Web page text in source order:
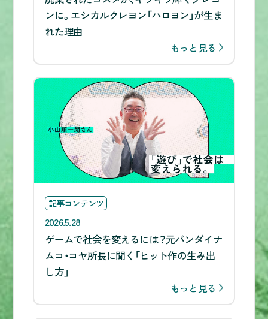
ンに。エシカルクレヨン「ハロヨン」が生ま
れた理由
もっと見る
記事コンテンツ
2026.5.28
ゲームで社会を変えるには？元バンダイナ
ムコ・コヤ所長に聞く「ヒット作の生み出
し方」
もっと見る